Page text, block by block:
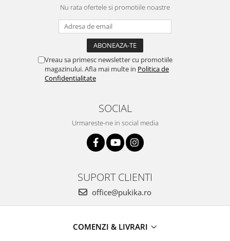
Nu rata ofertele si promotiile noastre
Vreau sa primesc newsletter cu promotiile
magazinului. Afla mai multe in Politica de
Confidentialitate
SOCIAL
Urmareste-ne in social media
SUPORT CLIENTI
office@pukika.ro
COMENZI & LIVRARI